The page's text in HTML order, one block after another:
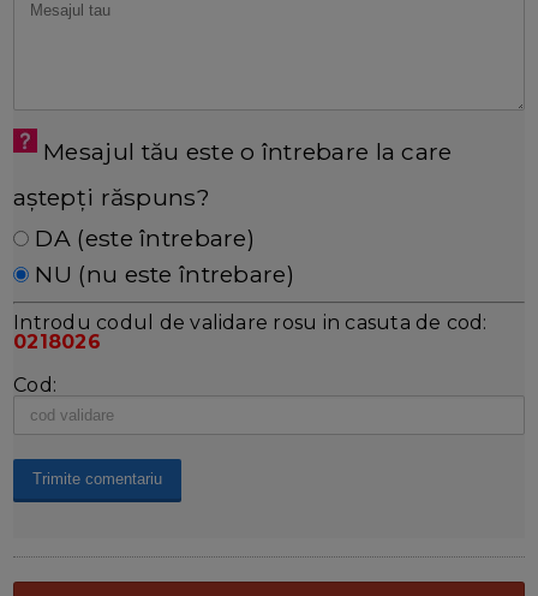
Mesajul tău este o întrebare la care
aștepți răspuns?
DA (este întrebare)
NU (nu este întrebare)
Introdu codul de validare rosu in casuta de cod:
0218026
Cod: